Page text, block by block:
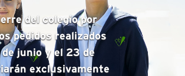
del colegio por
pedidos realizados
junio y el 23 de
exclusivamente